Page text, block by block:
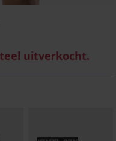
uitverkocht.